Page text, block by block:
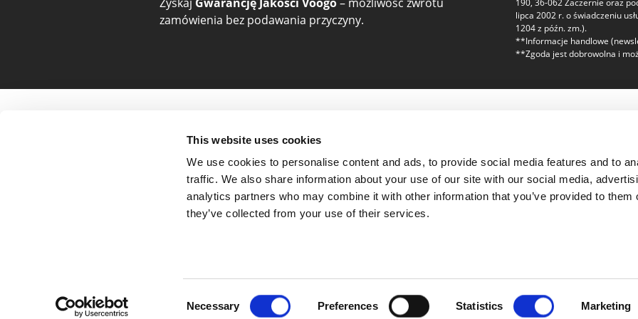
This website uses cookies
We use cookies to personalise content and ads, to provide social media features and to
traffic. We also share information about your use of our site with our social media,
analytics partners who may combine it with other information that you’ve provided to them
they’ve collected from your use of their services.
Necessary Preferences Statistics Marketing
zamówienia bez podawania przyczyny.
lipca 2002 r. o świadczeniu
1204 z późn. zm.).
**Informacje handlowe
**Zgoda jest dobrowolna i
O firmie
Opinie
Blog
Newsletter
Polityka prywatności
Regulamin
Wszystkie prawa zastrzeżone. MPP sp. z o.o. © 2026